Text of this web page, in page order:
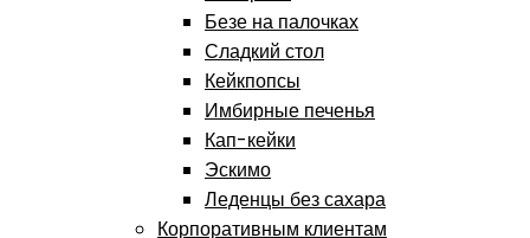
Безе на палочках
Сладкий стол
Кейкпопсы
Имбирные печенья
Кап-кейки
Эскимо
Леденцы без сахара
Корпоративным клиентам